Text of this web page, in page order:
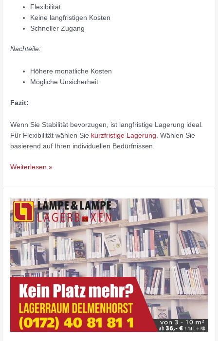
Flexibilität
Keine langfristigen Kosten
Schneller Zugang
Nachteile:
Höhere monatliche Kosten
Mögliche Unsicherheit
Fazit:
Wenn Sie Stabilität bevorzugen, ist langfristige Lagerung ideal.
Für Flexibilität wählen Sie kurzfristige Lagerung. Wählen Sie
basierend auf Ihren individuellen Bedürfnissen.
Weiterlesen »
Self-
Storage
für
Unternehmen:
Platz
schaffen,
Flexibilität
gewinnen